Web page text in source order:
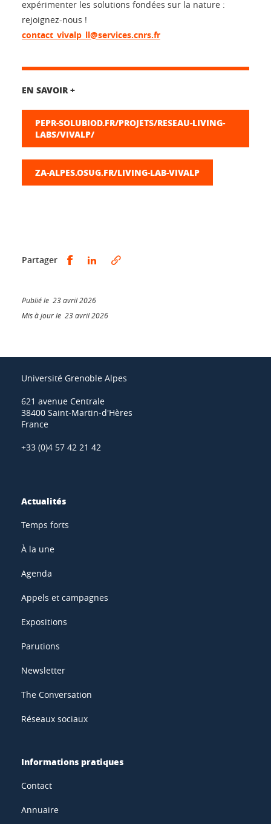
expérimenter les solutions fondées sur la nature :
rejoignez-nous !
contact_vivalp_ll@services.cnrs.fr
EN SAVOIR +
PEPR-SOLUBIOD.FR/PROJETS/RESEAU-LIVING-
LABS/VIVALP/
ZA-ALPES.OSUG.FR/LIVING-LAB-VIVALP
Partager Partager sur Facebook
Partager sur LinkedIn
Publié le 23 avril 2026
Mis à jour le 23 avril 2026
Université Grenoble Alpes
621 avenue Centrale
38400 Saint-Martin-d'Hères
France
+33 (0)4 57 42 21 42
Actualités
Temps forts
À la une
Agenda
Appels et campagnes
Expositions
Parutions
Newsletter
The Conversation
Réseaux sociaux
Informations pratiques
Contact
Annuaire